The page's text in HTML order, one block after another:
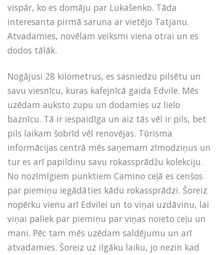
vispār, ko es domāju par Lukašenko. Tāda
interesanta pirmā saruna ar vietējo Tatjanu.
Atvadamies, novēlam veiksmi viena otrai un es
dodos tālāk.
Nogājusi 28 kilometrus, es sasniedzu pilsētu un
savu viesnīcu, kuras kafejnīcā gaida Edvile. Mēs
uzēdam auksto zupu un dodamies uz lielo
baznīcu. Tā ir iespaidīga un aiz tās vēl ir pils, bet
pils laikam šobrīd vēl renovējas. Tūrisma
informācijas centrā mēs saņemam zīmodziņus un
tur es arī papildinu savu rokassprādžu kolekciju.
No nozīmīgiem punktiem Camino ceļā es cenšos
par piemiņu iegādāties kādu rokassprādzi. Šoreiz
nopērku vienu arī Edvilei un to viņai uzdāvinu, lai
viņai paliek par piemiņu par viņas noieto ceļu un
mani. Pēc tam mēs uzēdam saldējumu un arī
atvadamies. Šoreiz uz ilgāku laiku, jo nezin kad